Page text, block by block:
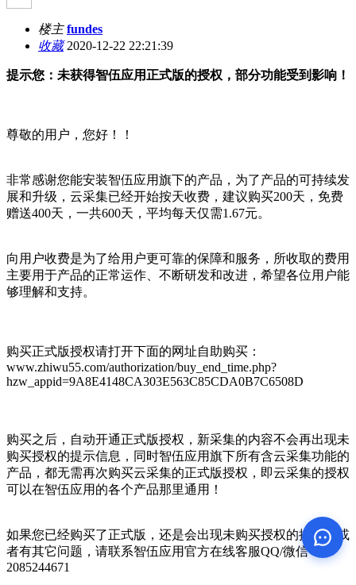
楼主 fundes
收藏2020-12-22 22:21:39
提示您：未获得智伍应用正式版的授权，部分功能受到影响！
尊敬的用户，您好！！
非常感谢您能安装智伍应用旗下的产品，为了产品的可持续发
展和升级，云采集已经开始按天收费，建议购买200天，免费
赠送400天，一共600天，平均每天仅需1.67元。
向用户收费是为了给用户更可靠的保障和服务，所收取的费用
主要用于产品的正常运作、不断研发和改进，希望各位用户能
够理解和支持。
购买正式版授权请打开下面的网址自助购买：
www.zhiwu55.com/authorization/buy_end_time.php?
hzw_appid=9A8E4148CA303E563C85CDA0B7C6508D
购买之后，自动开通正式版授权，新采集的内容不会再出现未
购买授权的提示信息，同时智伍应用旗下所有含云采集功能的
产品，都无需再次购买云采集的正式版授权，即云采集的授权
可以在智伍应用的各个产品那里通用！
如果您已经购买了正式版，还是会出现未购买授权的提示，或
者有其它问题，请联系智伍应用官方在线客服QQ/微信：
2085244671